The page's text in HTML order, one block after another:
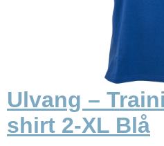
Ulvang –
shirt 2-XL Blå